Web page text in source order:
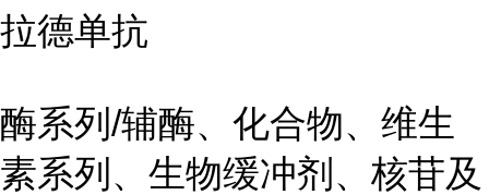
拉德单抗
酶系列/辅酶、化合物、维生
素系列、生物缓冲剂、核苷及